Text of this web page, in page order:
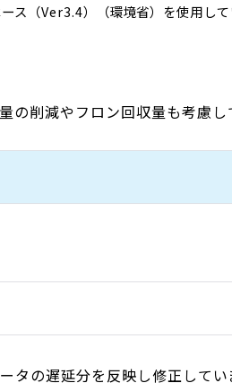
ス（Ver3.4）（環境省）を使用し
削減やフロン回収量も考慮
タの遅延分を反映し修正してい